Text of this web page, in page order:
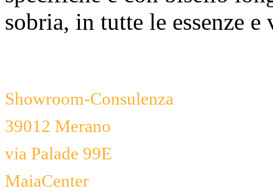
sobria, in tutte le essenze e
Showroom-Consulenza
39012 Merano
via Palade 99E
MaiaCenter